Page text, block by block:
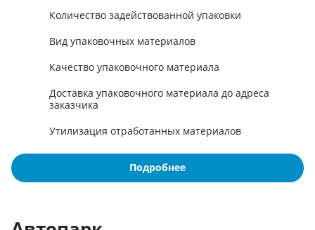
Количество задействованной упаковки
Вид упаковочных материалов
Качество упаковочного материала
Доставка упаковочного материала до адреса
заказчика
Утилизация отработанных материалов
Подробнее